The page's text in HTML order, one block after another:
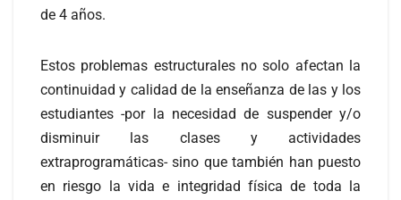
de 4 años.
Estos problemas estructurales no solo afectan la
continuidad y calidad de la enseñanza de las y los
estudiantes -por la necesidad de suspender y/o
disminuir las clases y actividades
extraprogramáticas- sino que también han puesto
en riesgo la vida e integridad física de toda la